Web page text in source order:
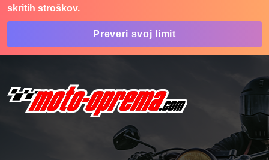
skritih stroškov.
Preveri svoj limit